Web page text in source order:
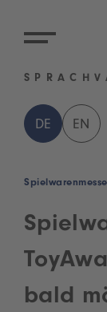
DE EN
Spielwarenmesse
bald